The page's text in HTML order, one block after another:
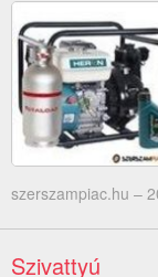
szerszampiac.hu –
Szivattyú